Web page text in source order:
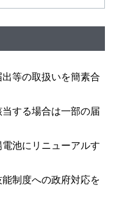
等の取扱いを簡素合
する場合は一部の届
池にリニューアルす
制度への政府対応を